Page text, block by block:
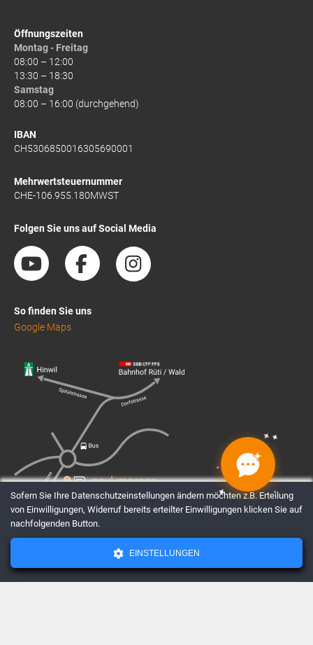
Öffnungszeiten
Montag - Freitag
08:00 – 12:00
13:30 – 18:30
Samstag
08:00 – 16:00 (durchgehend)
IBAN
CH5306850016305690001
Mehrwertsteuernummer
CHE-106.955.180MWST
Folgen Sie uns auf Social Media
So finden Sie uns
Google Maps
AGBsDatenschutzImpressum
✦
✦ ✦
✦
✦
Sofern Sie Ihre Datenschutzeinstellungen ändern möchten z.B. Erteilung
von Einwilligungen, Widerruf bereits erteilter Einwilligungen klicken Sie auf
nachfolgenden Button.
EINSTELLUNGEN